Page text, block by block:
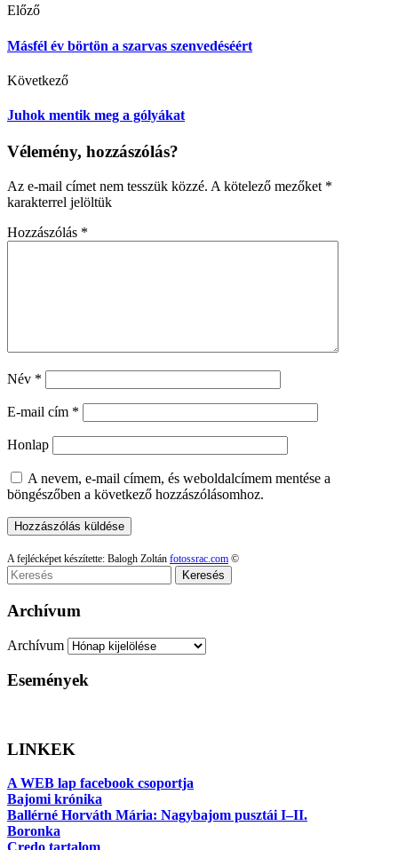
Előző
Másfél év börtön a szarvas szenvedéséért
Következő
Juhok mentik meg a gólyákat
Vélemény, hozzászólás?
Az e-mail címet nem tesszük közzé. A kötelező mezőket *
karakterrel jelöltük
Hozzászólás *
Név *
E-mail cím *
Honlap
A nevem, e-mail címem, és weboldalcímem mentése a
böngészőben a következő hozzászólásomhoz.
A fejlécképet készítette: Balogh Zoltán fotossrac.com ©
Keresés
Archívum
Archívum
Események
LINKEK
A WEB lap facebook csoportja
Bajomi krónika
Ballérné Horváth Mária: Nagybajom pusztái I–II.
Boronka